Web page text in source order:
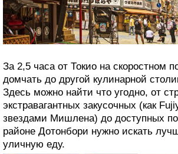
4. Осака, Япония:
недорогие вкусности